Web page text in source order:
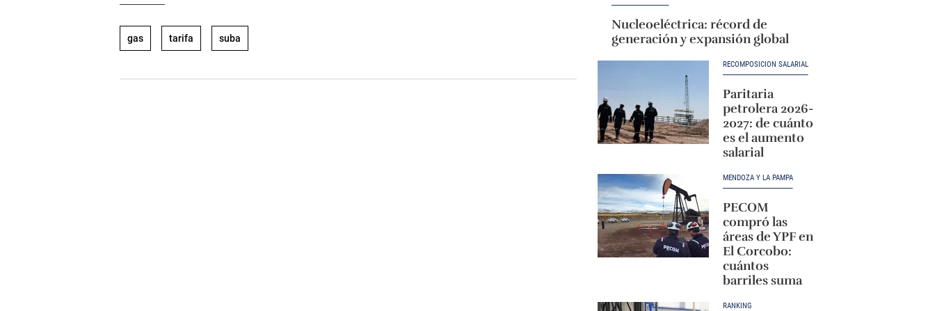
gas tarifa suba
Nucleoeléctrica: récord de
generación y expansión global
RECOMPOSICIÓN SALARIAL
Paritaria
petrolera 2026-
2027: de cuánto
es el aumento
salarial
MENDOZA Y LA PAMPA
PECOM
compró las
áreas de YPF en
El Corcobo:
cuántos
barriles suma
RANKING